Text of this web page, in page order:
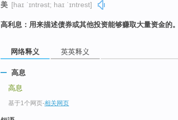
美 [haɪ ˈɪntrəst; haɪ ˈɪntrest]
高利息：用来描述债券或其他投资能够赚取大量资金的。
网络释义 英英释义
高息
高息
基于1个网页-相关网页